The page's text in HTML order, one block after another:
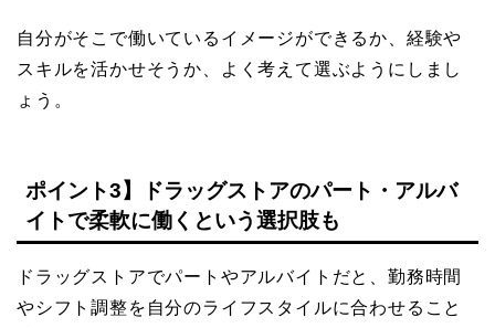
自分がそこで働いているイメージができるか、経験や
スキルを活かせそうか、よく考えて選ぶようにしまし
ょう。
ポイント3】ドラッグストアのパート・アルバ
イトで柔軟に働くという選択肢も
ドラッグストアでパートやアルバイトだと、勤務時間
やシフト調整を自分のライフスタイルに合わせること